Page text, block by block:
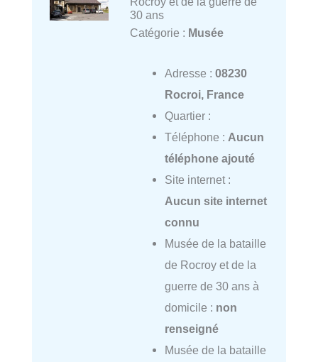
30 ans
Catégorie : Musée
Adresse : 08230
Rocroi, France
Quartier :
Téléphone : Aucun
téléphone ajouté
Site internet :
Aucun site internet
connu
Musée de la bataille
de Rocroy et de la
guerre de 30 ans à
domicile : non
renseigné
Musée de la bataille